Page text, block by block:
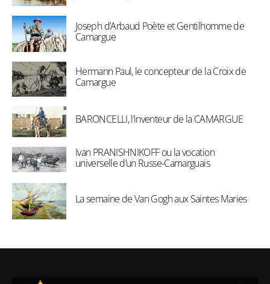
Joseph d’Arbaud Poète et Gentilhomme de
Camargue
Hermann Paul, le concepteur de la Croix de
Camargue
BARONCELLI, l’inventeur de la CAMARGUE
Ivan PRANISHNIKOFF ou la vocation
universelle d’un Russe-Camarguais
La semaine de Van Gogh aux Saintes Maries